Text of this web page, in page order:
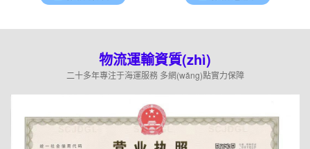
物流運輸資質(zhì)
二十多年專注于海運服務 多網(wǎng)點實力保障